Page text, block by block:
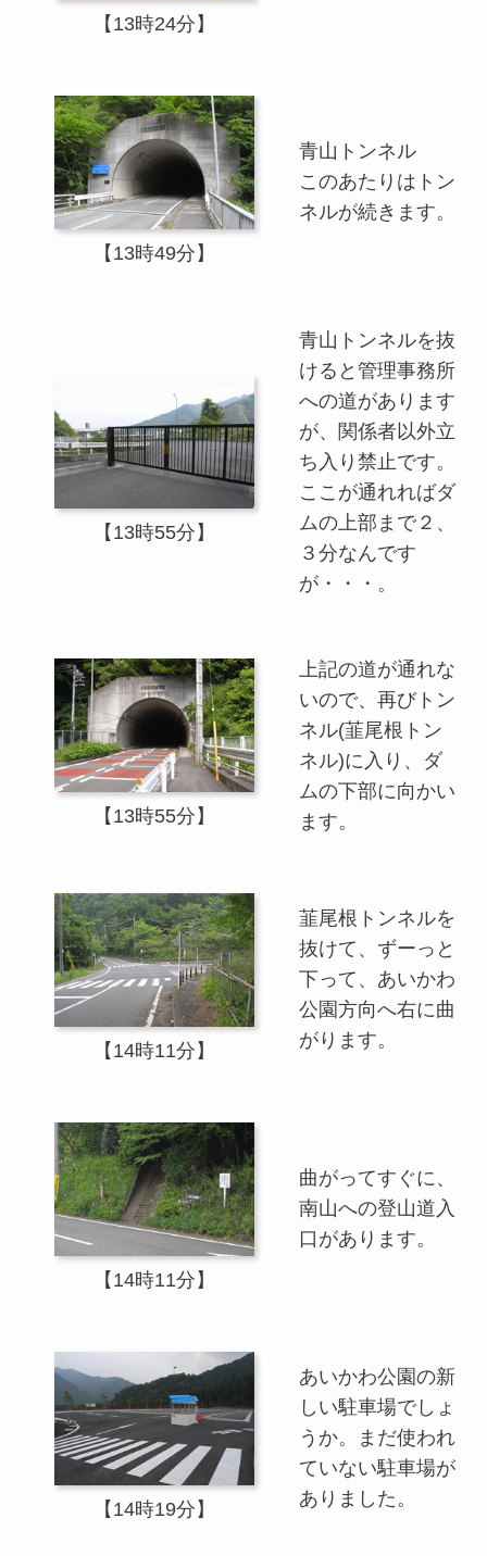
【13時24分】
【13時49分】
青山トンネル
このあたりはトン
ネルが続きます。
【13時55分】
青山トンネルを抜
けると管理事務所
への道があります
が、関係者以外立
ち入り禁止です。
ここが通れればダ
ムの上部まで２、
３分なんです
が・・・。
【13時55分】
上記の道が通れな
いので、再びトン
ネル(韮尾根トン
ネル)に入り、ダ
ムの下部に向かい
ます。
【14時11分】
韮尾根トンネルを
抜けて、ずーっと
下って、あいかわ
公園方向へ右に曲
がります。
【14時11分】
曲がってすぐに、
南山への登山道入
口があります。
【14時19分】
あいかわ公園の新
しい駐車場でしょ
うか。まだ使われ
ていない駐車場が
ありました。